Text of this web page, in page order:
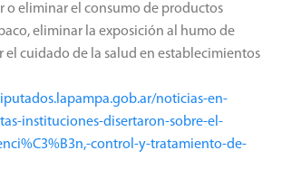
o eliminar el consumo de productos
eliminar la exposición al humo de
el cuidado de la salud en establecimientos
noticias-en-
instituciones-disertaron-sobre-el-
control-y-tratamiento-de-